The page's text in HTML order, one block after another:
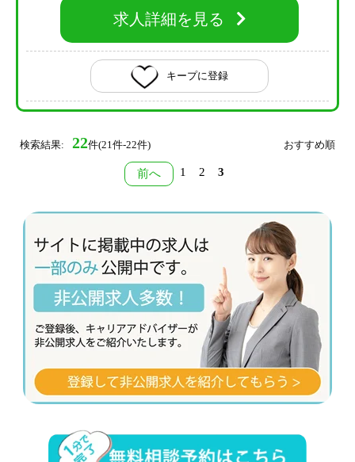
求人詳細を見る
キープに登録
検索結果: 22件(21件-22件) おすすめ順
前へ 1 2 3